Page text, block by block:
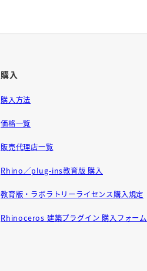
購入
購入方法
価格一覧
販売代理店一覧
Rhino／plug-ins教育版 購入
教育版・ラボラトリーライセンス購入規定
Rhinoceros 建築プラグイン 購入フォーム